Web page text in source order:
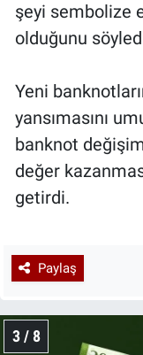
şeyi sembolize
olduğunu
Yeni
yansımasını
banknot
değer
getirdi.
Paylaş
3 / 8